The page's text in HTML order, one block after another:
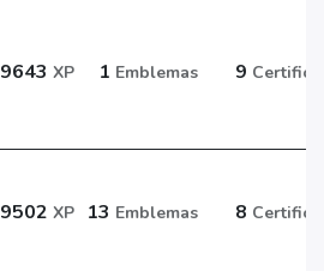
9643 XP 1 Emblemas 9
9502 XP 13 Emblemas 8